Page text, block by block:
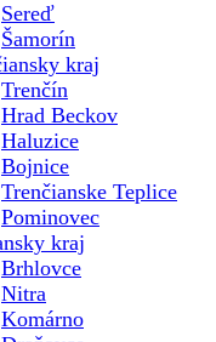
Sereď
Šamorín
kraj
Trenčín
Hrad Beckov
Haluzice
Bojnice
Trenčianske Teplice
Pominovec
kraj
Brhlovce
Nitra
Komárno